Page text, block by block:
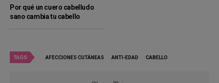
Por qué un cuero cabelludo
sano cambia tu cabello
TAGS AFECCIONES CUTÁNEAS ANTI-EDAD CABELLO